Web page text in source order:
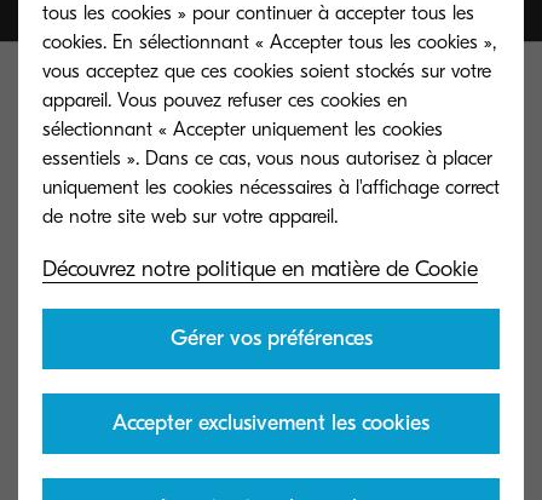
Contactez-nous
Confidentialité & Cookies
Conditions d'utilisation
Gouvernance
tous les cookies » pour continuer à accepter tous les
cookies. En sélectionnant « Accepter tous les cookies »,
vous acceptez que ces cookies soient stockés sur votre
appareil. Vous pouvez refuser ces cookies en
sélectionnant « Accepter uniquement les cookies
essentiels ». Dans ce cas, vous nous autorisez à placer
uniquement les cookies nécessaires à l'affichage correct
Découvrez notre politique en matière de Cookie
Gérer vos préférences
Accepter exclusivement les cookies
essentiels